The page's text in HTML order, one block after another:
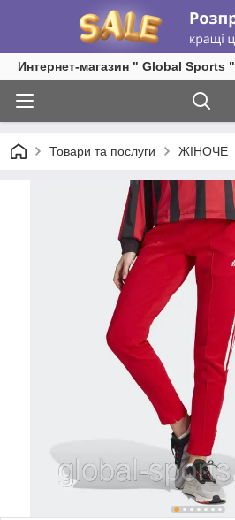
Интернет-магазин " Global Sports "
Товари та послуги ЖІНОЧЕ